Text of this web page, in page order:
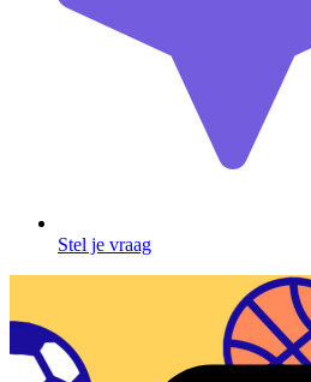
Stel je vraag